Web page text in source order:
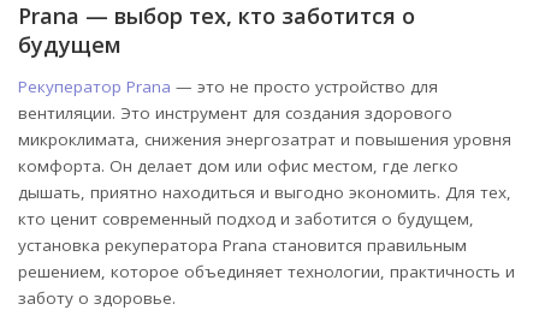
Prana — выбор тех, кто заботится о
будущем
Рекуператор Prana — это не просто устройство для
вентиляции. Это инструмент для создания здорового
микроклимата, снижения энергозатрат и повышения уровня
комфорта. Он делает дом или офис местом, где легко
дышать, приятно находиться и выгодно экономить. Для тех,
кто ценит современный подход и заботится о будущем,
установка рекуператора Prana становится правильным
решением, которое объединяет технологии, практичность и
заботу о здоровье.